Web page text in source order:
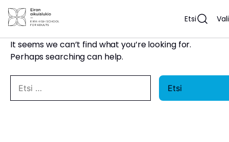
Siirry
sisältöön
Etsi
Nothing Found
It seems we can’t find what you’re looking for.
Perhaps searching can help.
Etsi